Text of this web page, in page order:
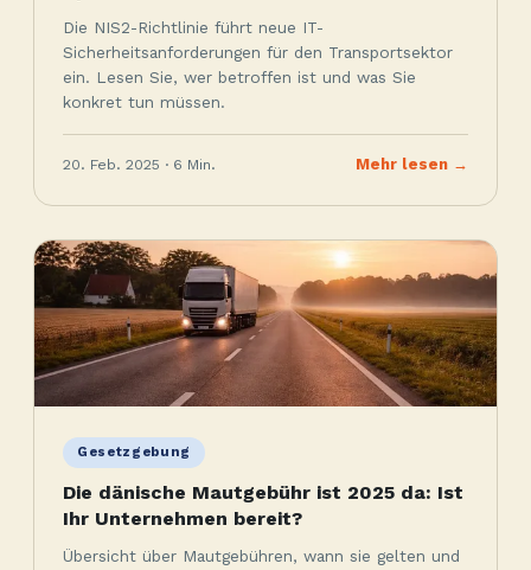
Die NIS2-Richtlinie führt neue IT-
Sicherheitsanforderungen für den Transportsektor
ein. Lesen Sie, wer betroffen ist und was Sie
konkret tun müssen.
20. Feb. 2025 · 6 Min. Mehr lesen →
Gesetzgebung
Die dänische Mautgebühr ist 2025 da: Ist
Ihr Unternehmen bereit?
Übersicht über Mautgebühren, wann sie gelten und